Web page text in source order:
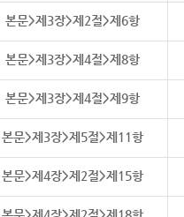
본문>제3장>제2절>제6항
본문>제3장>제4절>제8항
본문>제3장>제4절>제9항
본문>제3장>제5절>제11항
본문>제4장>제2절>제15항